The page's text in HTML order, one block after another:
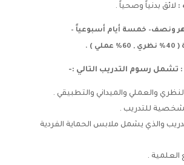
: لائق بدنياً وصحياً .
ونصف– خمسة أيام أسبوعياً –
: تشمل رسوم التدريب التالي :-
والعملي والميداني والتطبيقي .
للتدريب .
والذي يشمل ملابس الحماية الفردية
العلمية .